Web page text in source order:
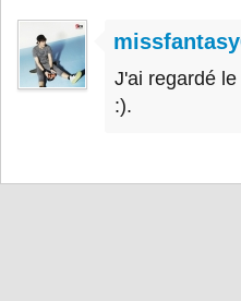
J'ai regardé
:).